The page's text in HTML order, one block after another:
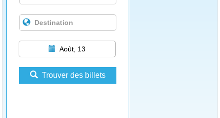
Août, 13
Trouver des billets